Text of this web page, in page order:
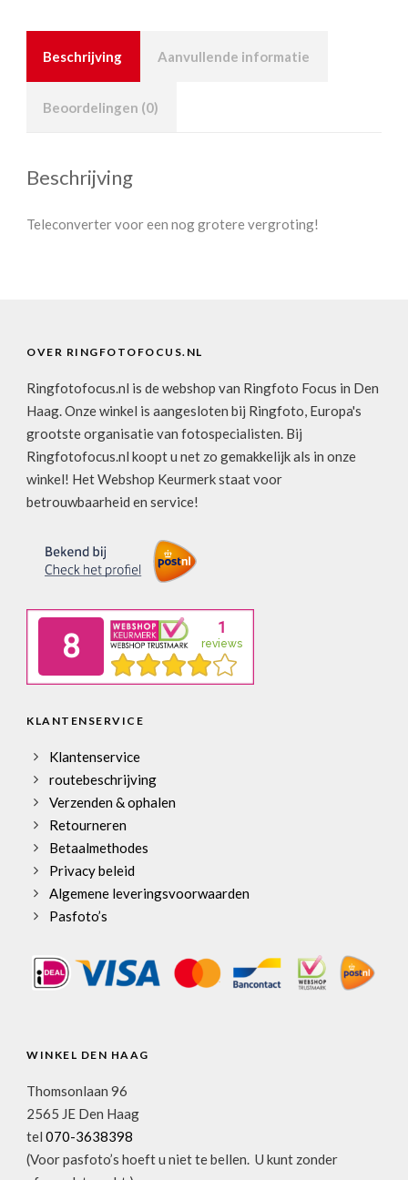
Beschrijving Aanvullende informatie
Beoordelingen (0)
Beschrijving
Teleconverter voor een nog grotere vergroting!
OVER RINGFOTOFOCUS.NL
Ringfotofocus.nl is de webshop van Ringfoto Focus in Den
Haag. Onze winkel is aangesloten bij Ringfoto, Europa's
grootste organisatie van fotospecialisten. Bij
Ringfotofocus.nl koopt u net zo gemakkelijk als in onze
winkel! Het Webshop Keurmerk staat voor
betrouwbaarheid en service!
KLANTENSERVICE
Klantenservice
routebeschrijving
Verzenden & ophalen
Retourneren
Betaalmethodes
Privacy beleid
Algemene leveringsvoorwaarden
Pasfoto’s
WINKEL DEN HAAG
Thomsonlaan 96
2565 JE Den Haag
tel 070-3638398
(Voor pasfoto’s hoeft u niet te bellen. U kunt zonder